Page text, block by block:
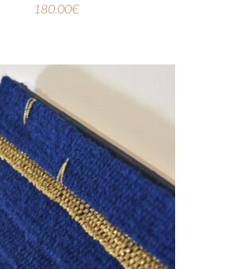
180.00€